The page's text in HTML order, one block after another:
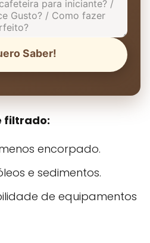
Saber!
filtrado:
encorpado.
e sedimentos.
de equipamentos